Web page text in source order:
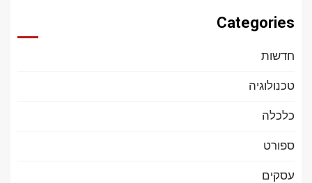
Categories
חדשות
טכנולוגיה
כלכלה
ספורט
עסקים